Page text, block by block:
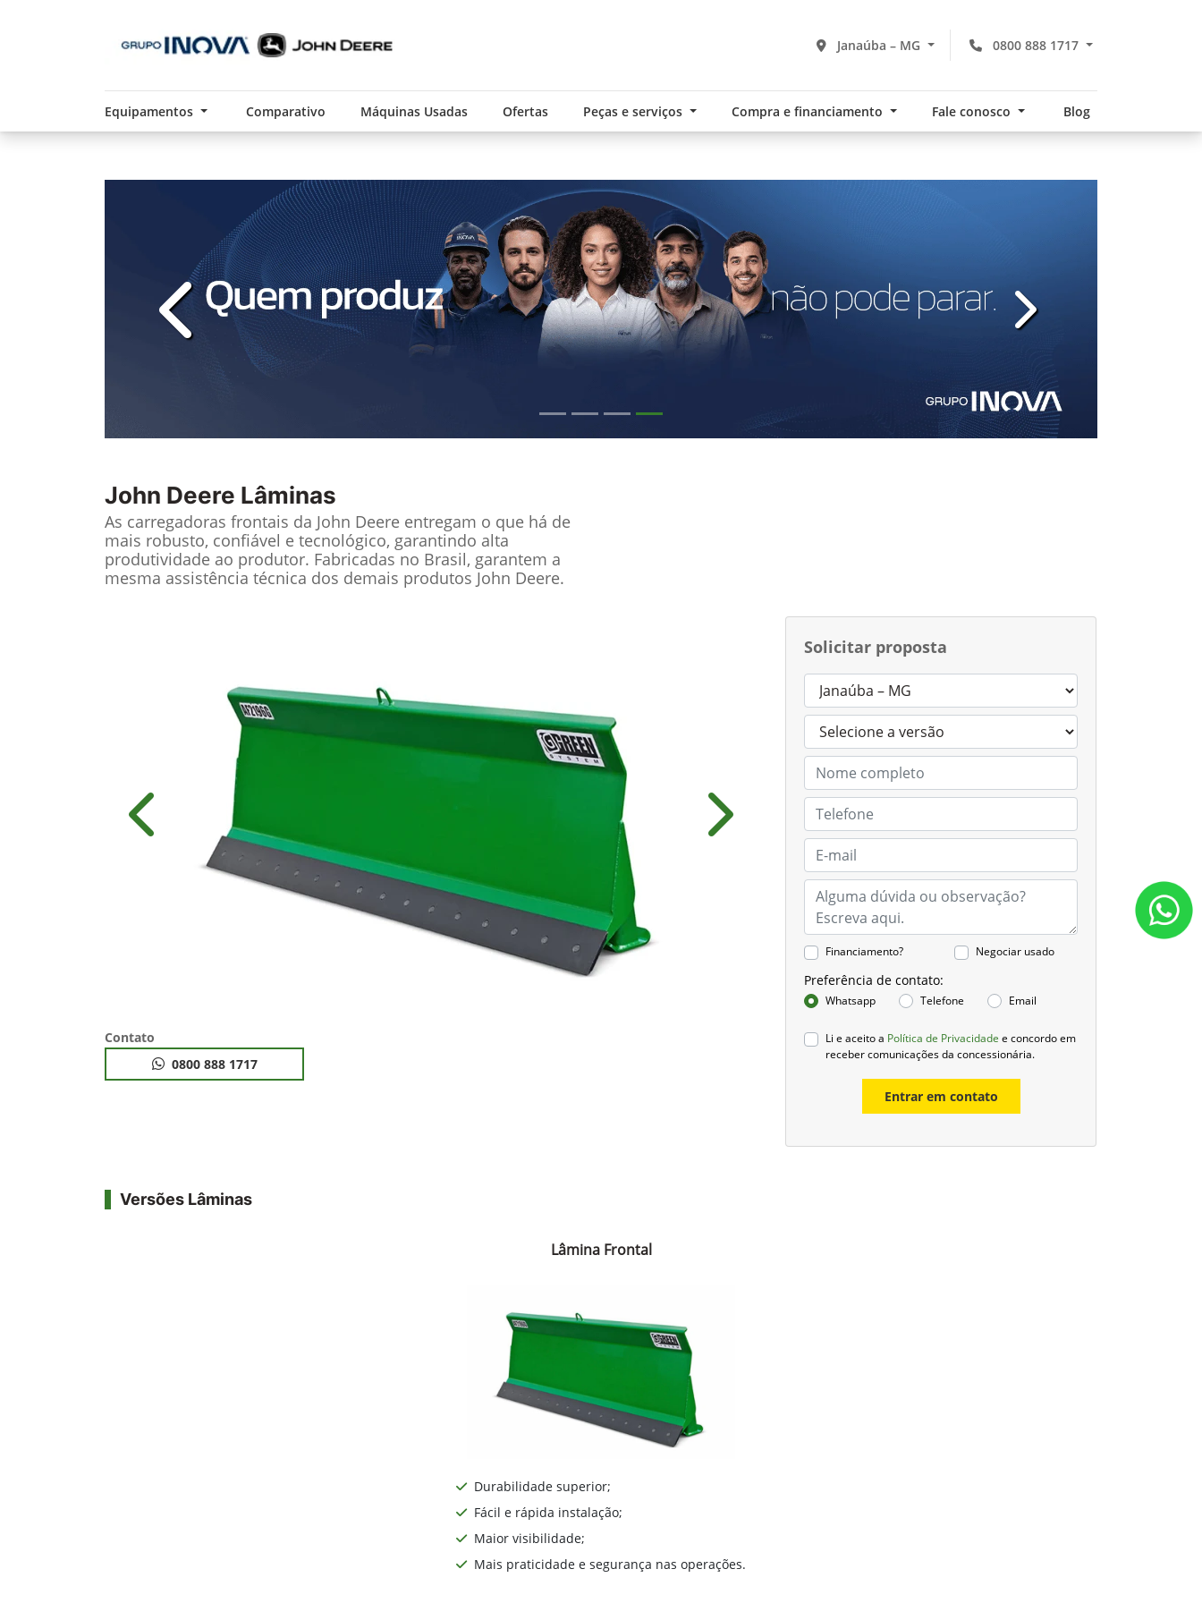
0800 888 1717
Janaúba – MG
Equipamentos Comparativo Máquinas Usadas Ofertas Peças e serviços Compra e financiamento Fale conosco Blog
templates.template-01.components.carousel.texts.control_prev templates.template-
John Deere Lâminas
As carregadoras frontais da John Deere entregam o que há de
mais robusto, confiável e tecnológico, garantindo alta
produtividade ao produtor. Fabricadas no Brasil, garantem a
mesma assistência técnica dos demais produtos John Deere.
Solicitar proposta
Financiamento? Negociar usado
Preferência de contato:
Whatsapp Telefone Email
Li e aceito a Política de Privacidade e concordo em
receber comunicações da concessionária.
Entrar em contato
Anterior Próximo
Contato
0800 888 1717
Versões Lâminas
Lâmina Frontal
Durabilidade superior;
Fácil e rápida instalação;
Maior visibilidade;
Mais praticidade e segurança nas operações.